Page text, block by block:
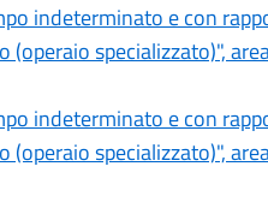
indeterminato e con
specializzato)",
indeterminato e con
specializzato)",